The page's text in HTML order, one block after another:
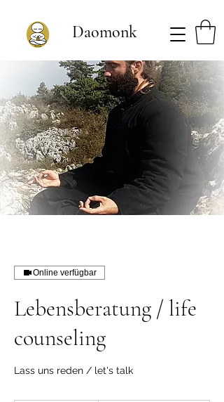
Daomonk
Online verfügbar
Lebensberatung / life
counseling
Lass uns reden / let's talk